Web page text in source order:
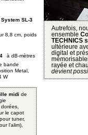
SL-3
8,8 cm, poids
à dB-mètres
bande
Metal,
W
midi de
le capot
tuner,
l'alim),
Autrefois,
ensemble
TECHNICS
ultérieure
digital et
rayée et
devient